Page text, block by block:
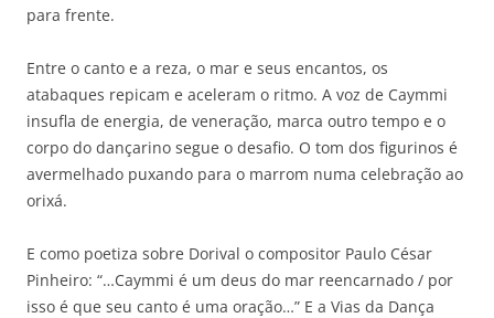
para frente.
Entre o canto e a reza, o mar e seus encantos, os
atabaques repicam e aceleram o ritmo. A voz de Caymmi
insufla de energia, de veneração, marca outro tempo e o
corpo do dançarino segue o desafio. O tom dos figurinos é
avermelhado puxando para o marrom numa celebração ao
orixá.
E como poetiza sobre Dorival o compositor Paulo César
Pinheiro: “…Caymmi é um deus do mar reencarnado / por
isso é que seu canto é uma oração…” E a Vias da Dança